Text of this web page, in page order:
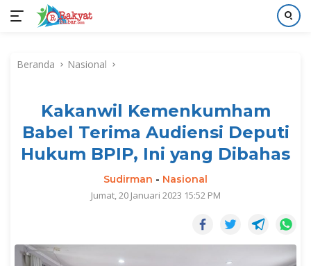
kontenBeranda Nasional
Kakanwil Kemenkumham
Babel Terima Audiensi Deputi
Hukum BPIP, Ini yang Dibahas
Sudirman - Nasional
Jumat, 20 Januari 2023 15:52 PM